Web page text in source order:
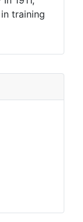
training